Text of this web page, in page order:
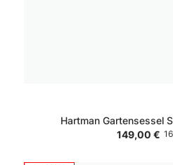
Hartman Gartensessel
149,00 €